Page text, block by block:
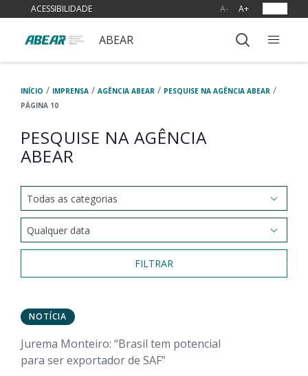
ACESSIBILIDADE A- A+
ABEAR
INÍCIO / IMPRENSA / AGÊNCIA ABEAR / PESQUISE NA AGÊNCIA ABEAR /
PÁGINA 10
PESQUISE NA AGÊNCIA
ABEAR
FILTRAR
NOTÍCIA
Jurema Monteiro: “Brasil tem potencial
para ser exportador de SAF”